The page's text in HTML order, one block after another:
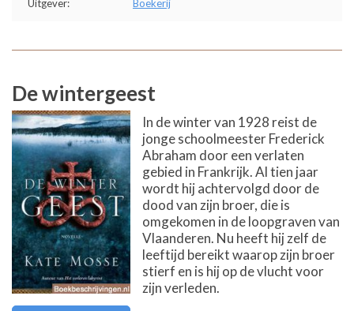
Uitgever: Boekerij
De wintergeest
In de winter van 1928 reist de
jonge schoolmeester Frederick
Abraham door een verlaten
gebied in Frankrijk. Al tien jaar
wordt hij achtervolgd door de
dood van zijn broer, die is
omgekomen in de loopgraven van
Vlaanderen. Nu heeft hij zelf de
leeftijd bereikt waarop zijn broer
stierf en is hij op de vlucht voor
zijn verleden.